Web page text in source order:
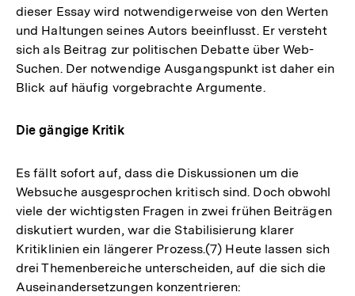
dieser Essay wird notwendigerweise von den Werten
und Haltungen seines Autors beeinflusst. Er versteht
sich als Beitrag zur politischen Debatte über Web-
Suchen. Der notwendige Ausgangspunkt ist daher ein
Blick auf häufig vorgebrachte Argumente.
Die gängige Kritik
Es fällt sofort auf, dass die Diskussionen um die
Websuche ausgesprochen kritisch sind. Doch obwohl
viele der wichtigsten Fragen in zwei frühen Beiträgen
diskutiert wurden, war die Stabilisierung klarer
Kritiklinien ein längerer Prozess.(7) Heute lassen sich
drei Themenbereiche unterscheiden, auf die sich die
Auseinandersetzungen konzentrieren: